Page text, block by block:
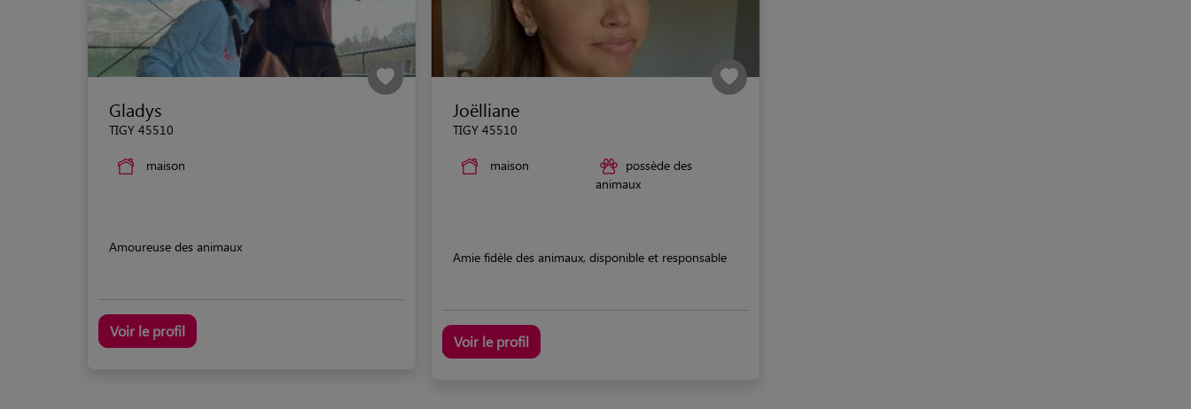
Gladys
TIGY 45510
maison
Amoureuse des animaux
Voir le profil
Joëlliane
TIGY 45510
maison
possède des
animaux
Amie fidèle des animaux, disponible et responsable
Voir le profil